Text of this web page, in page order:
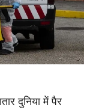
दुनिया में पैर